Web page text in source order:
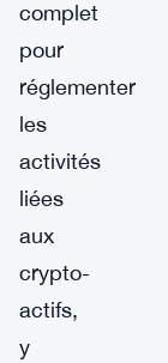
complet
pour
réglementer
les
activités
liées
aux
crypto-
actifs,
y